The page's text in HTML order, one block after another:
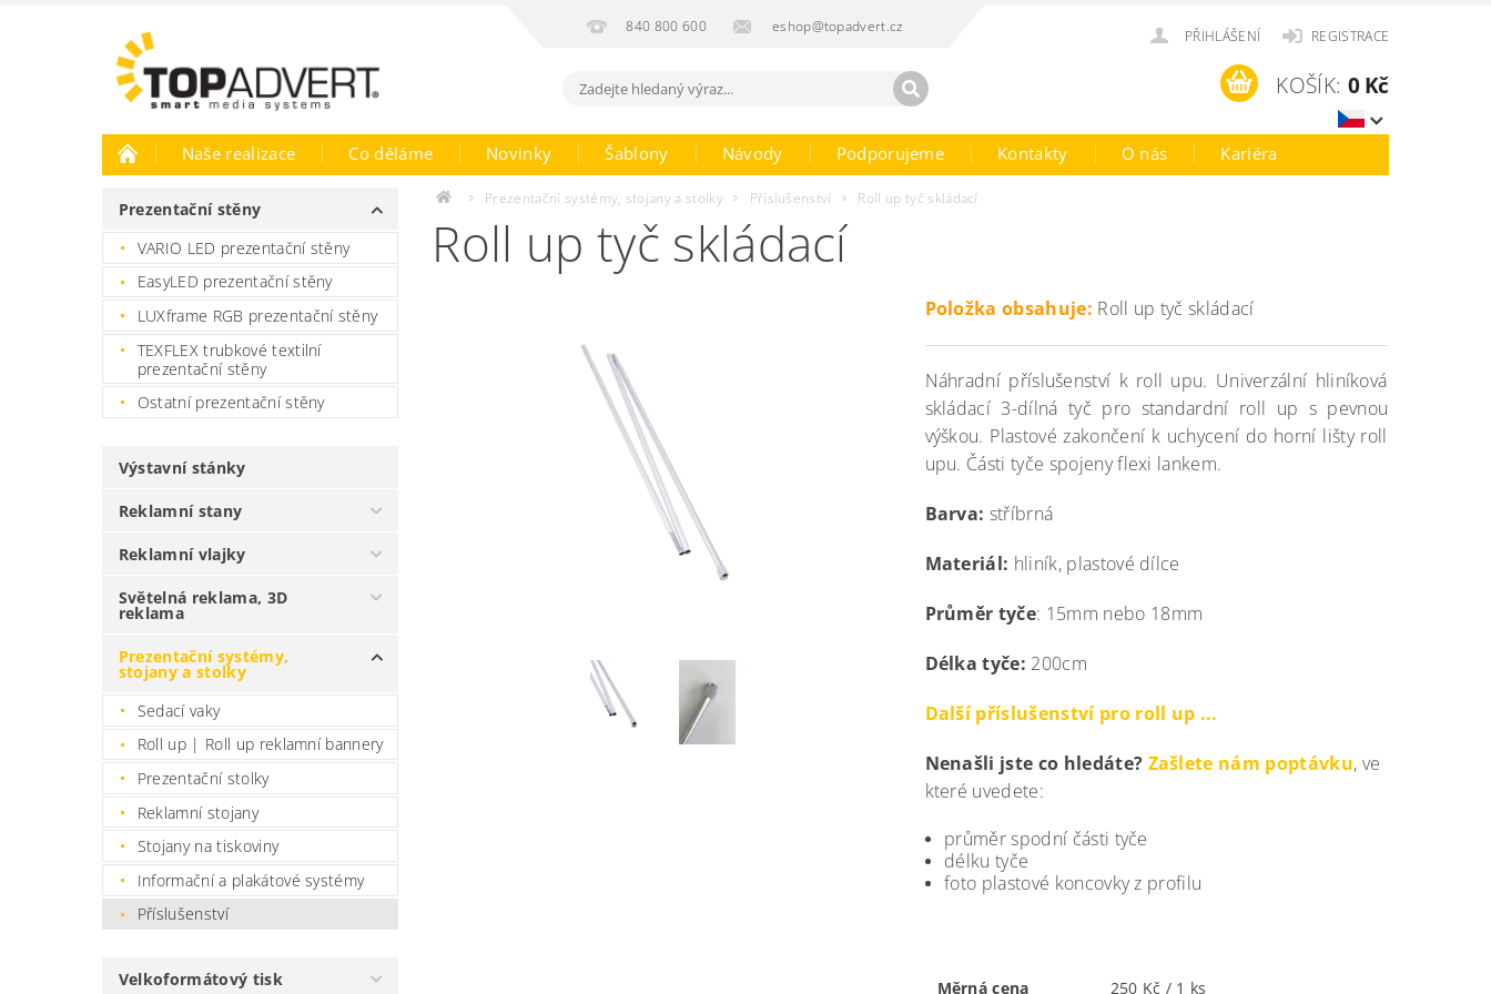
840 800 600 eshop@topadvert.cz
PŘIHLÁŠENÍ REGISTRACE
KOŠÍK: 0 Kč
Naše realizace Co děláme Novinky Šablony Návody Podporujeme Kontakty O nás Kariéra
Prezentační stěny
VARIO LED prezentační stěny
EasyLED prezentační stěny
LUXframe RGB prezentační stěny
TEXFLEX trubkové textilní
prezentační stěny
Ostatní prezentační stěny
Výstavní stánky
Reklamní stany
Reklamní vlajky
Světelná reklama, 3D
reklama
Prezentační systémy,
stojany a stolky
Sedací vaky
Roll up | Roll up reklamní bannery
Prezentační stolky
Reklamní stojany
Stojany na tiskoviny
Informační a plakátové systémy
Příslušenství
Velkoformátový tisk
Prezentační systémy, stojany a stolky Příslušenství Roll up tyč skládací
Roll up tyč skládací
Položka obsahuje: Roll up tyč skládací
Náhradní příslušenství k roll upu. Univerzální hliníková
skládací 3-dílná tyč pro standardní roll up s pevnou
výškou. Plastové zakončení k uchycení do horní lišty roll
upu. Části tyče spojeny flexi lankem.
Barva: stříbrná
Materiál: hliník, plastové dílce
Průměr tyče: 15mm nebo 18mm
Délka tyče: 200cm
Další příslušenství pro roll up ...
Nenašli jste co hledáte? Zašlete nám poptávku, ve
které uvedete:
průměr spodní části tyče
délku tyče
foto plastové koncovky z profilu
Měrná cena
250 Kč / 1 ks